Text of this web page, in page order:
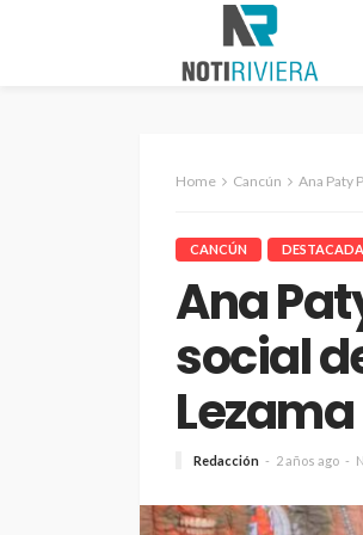
Home Cancún Ana Paty
CANCÚN
Ana
social
Lezama
Redacción 2 años ago